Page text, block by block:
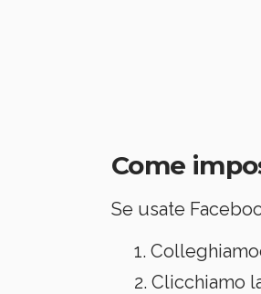
Come
Se usate
Clicchiamo